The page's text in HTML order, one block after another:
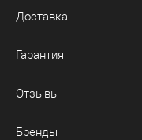
Доставка
Гарантия
Отзывы
Бренды